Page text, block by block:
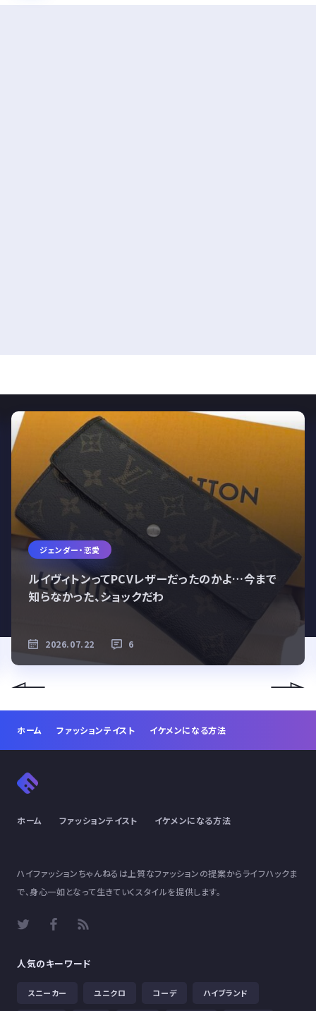
ジェンダー・恋愛
ルイヴィトンってPCVレザーだったのかよ…今まで
知らなかった、ショックだわ
2026.07.22 6
ホーム ファッションテイスト イケメンになる方法
ホーム ファッションテイスト イケメンになる方法
ハイファッションちゃんねるは上質なファッションの提案からライフハックま
で、身心一如となって生きていくスタイルを提供します。
人気のキーワード
スニーカー ユニクロ コーデ ハイブランド